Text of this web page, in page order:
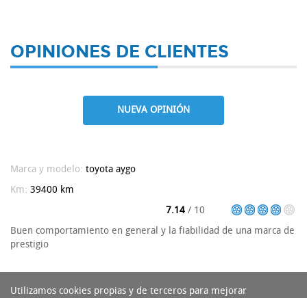
OPINIONES DE CLIENTES
NUEVA OPINIÓN
Marca y modelo: toyota aygo
Km: 39400 km
7.14 / 10
Buen comportamiento en general y la fiabilidad de una marca de
prestigio
Utilizamos cookies propias y de terceros para mejorar